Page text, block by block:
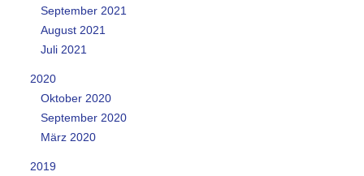
September 2021
August 2021
Juli 2021
2020
Oktober 2020
September 2020
März 2020
2019